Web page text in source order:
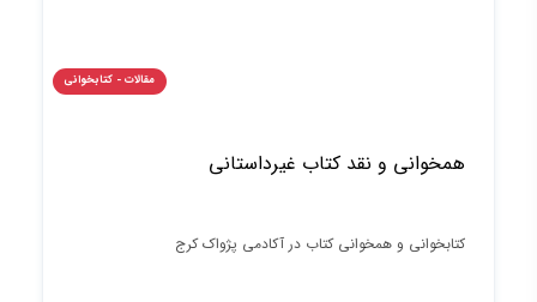
مقالات - کتابخوانی
همخوانی و نقد کتاب غیرداستانی
کتابخوانی و همخوانی کتاب در آکادمی پژواک کرج